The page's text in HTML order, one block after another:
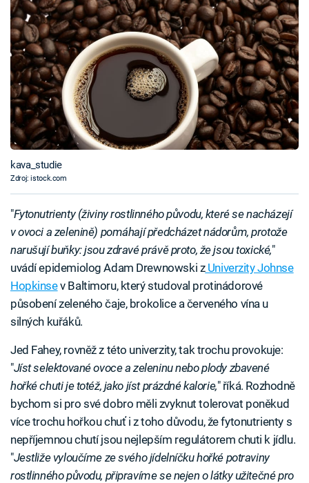
kava_studie
Zdroj: istock.com
"Fytonutrienty (živiny rostlinného původu, které se nacházejí
v ovoci a zelenině) pomáhají předcházet nádorům, protože
narušují buňky: jsou zdravé právě proto, že jsou toxické,"
uvádí epidemiolog Adam Drewnowski zUniverzity Johnse
Hopkinsev Baltimoru, který studoval protinádorové
působení zeleného čaje, brokolice a červeného vína u
silných kuřáků.
Jed Fahey, rovněž z této univerzity, tak trochu provokuje:
"Jíst selektované ovoce a zeleninu nebo plody zbavené
hořké chuti je totéž, jako jíst prázdné kalorie," říká. Rozhodně
bychom si pro své dobro měli zvyknut tolerovat poněkud
více trochu hořkou chuť i z toho důvodu, že fytonutrienty s
nepříjemnou chutí jsou nejlepším regulátorem chuti k jídlu.
"Jestliže vyloučíme ze svého jídelníčku hořké potraviny
rostlinného původu, připravíme se nejen o látky užitečné pro